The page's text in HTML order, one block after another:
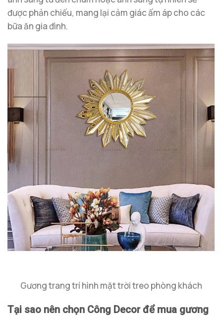
được phản chiếu, mang lại cảm giác ấm áp cho các
bữa ăn gia đình.
Gương trang trí hình mặt trời treo phòng khách
Tại sao nên chọn Công Decor để mua gương